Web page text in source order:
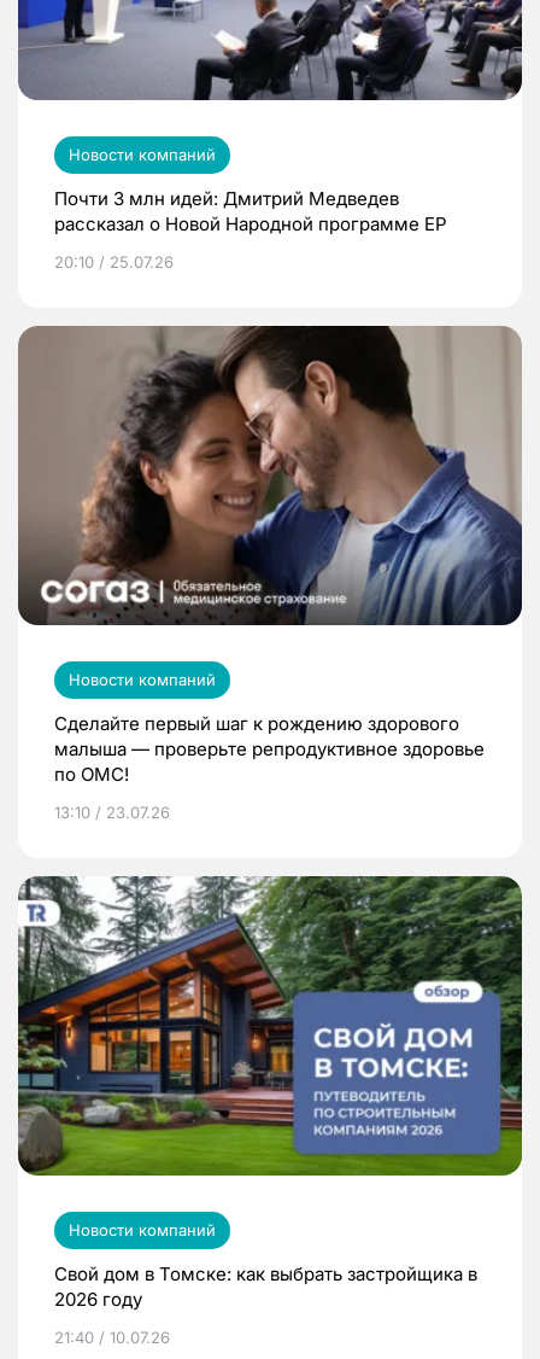
Новости компаний
Почти 3 млн идей: Дмитрий Медведев
рассказал о Новой Народной программе ЕР
20:10 / 25.07.26
Новости компаний
Сделайте первый шаг к рождению здорового
малыша — проверьте репродуктивное здоровье
по ОМС!
13:10 / 23.07.26
Новости компаний
Свой дом в Томске: как выбрать застройщика в
2026 году
21:40 / 10.07.26